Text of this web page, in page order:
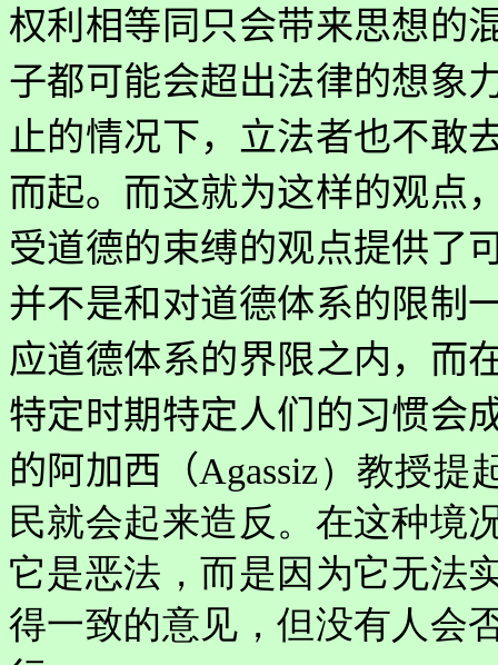
权利相等同只会带来思想的
子都可能会超出法律的想象
止的情况下，立法者也不敢
而起。而这就为这样的观点
受道德的束缚的观点提供了
并不是和对道德体系的限制
应道德体系的界限之内，而
特定时期特定人们的习惯会
的阿加西（Agassiz）教授提
民就会起来造反。在这种境
它是恶法，而是因为它无法
得一致的意见，但没有人会